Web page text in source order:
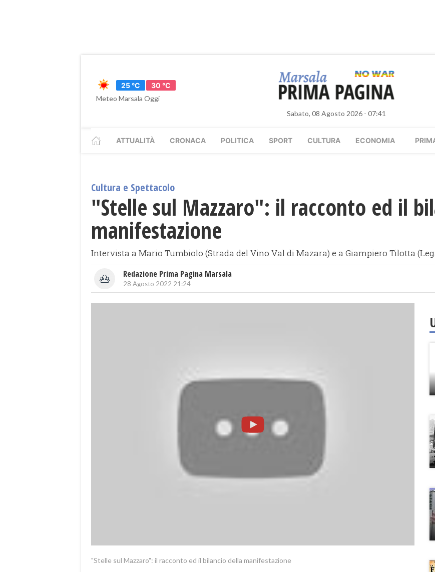
25 °C
30 °C
Meteo Marsala Oggi
Sabato, 08 Agosto 2026 - 07:41
ATTUALITÀ CRONACA POLITICA SPORT CULTURA ECONOMIA
Cultura e Spettacolo
"Stelle sul Mazzaro": il racconto ed il
manifestazione
Intervista a Mario Tumbiolo (Strada del Vino Val di Mazara) e a Giampiero Tilotta
Redazione Prima Pagina Marsala
28 Agosto 2022 21:24
"Stelle sul Mazzaro": il racconto ed il bilancio della manifestazione